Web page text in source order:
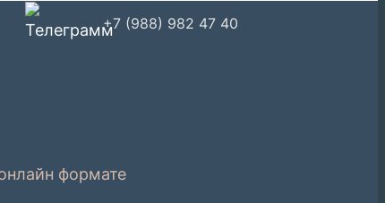
+7 (988) 982 47 40
формате